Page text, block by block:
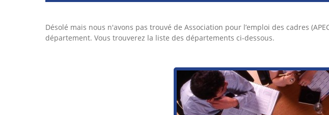
Désolé mais nous n'avons pas trouvé de Association pour l’emploi des cadres
département. Vous trouverez la liste des départements ci-dessous.